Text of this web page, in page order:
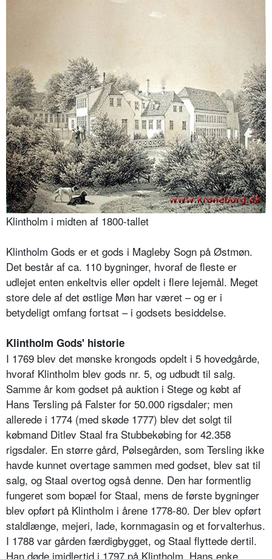
Klintholm i midten af 1800-tallet
Klintholm Gods er et gods i Magleby Sogn på Østmøn.
Det består af ca. 110 bygninger, hvoraf de fleste er
udlejet enten enkeltvis eller opdelt i flere lejemål. Meget
store dele af det østlige Møn har været – og er i
betydeligt omfang fortsat – i godsets besiddelse.
Klintholm Gods' historie
I 1769 blev det mønske krongods opdelt i 5 hovedgårde,
hvoraf Klintholm blev gods nr. 5, og udbudt til salg.
Samme år kom godset på auktion i Stege og købt af
Hans Tersling på Falster for 50.000 rigsdaler; men
allerede i 1774 (med skøde 1777) blev det solgt til
købmand Ditlev Staal fra Stubbekøbing for 42.358
rigsdaler. En større gård, Pølsegården, som Tersling ikke
havde kunnet overtage sammen med godset, blev sat til
salg, og Staal overtog også denne. Den har formentlig
fungeret som bopæl for Staal, mens de første bygninger
blev opført på Klintholm i årene 1778-80. Der blev opført
staldlænge, mejeri, lade, kornmagasin og et forvalterhus.
I 1788 var gården færdigbygget, og Staal flyttede dertil.
Han døde imidlertid i 1797 på Klintholm. Hans enke